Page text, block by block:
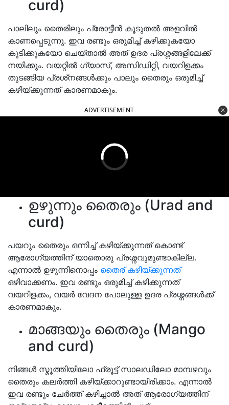
curd)
പാലിലും തൈരിലും പ്രോട്ടീൻ കൂടുതൽ അളവിൽ
കാണപ്പെടുന്നു. ഇവ രണ്ടും ഒരുമിച്ച് കഴിക്കുകയോ
കുടിക്കുകയോ ചെയ്താൽ അത് ഉദര പ്രശ്നങ്ങളിലേക്ക്
നയിക്കും. വയറ്റിൽ ഗ്യാസ്, അസിഡിറ്റി, വയറിളക്കം
തുടങ്ങിയ പ്രശ്‌നങ്ങൾക്കും പാലും തൈരും ഒരുമിച്ച്
കഴിയ്ക്കുന്നത് കാരണമാകും.
ADVERTISEMENT
ഉഴുന്നും തൈരും (Urad and
curd)
പയറും തൈരും ഒന്നിച്ച് കഴിയ്ക്കുന്നത് കൊണ്ട്
ആരോഗ്യത്തിന് യാതൊരു പ്രശ്നവുമുണ്ടാകില്ല.
എന്നാൽ ഉഴുന്നിനൊപ്പം തൈര് കഴിയ്ക്കുന്നത്
ഒഴിവാക്കണം. ഇവ രണ്ടും ഒരുമിച്ച് കഴിക്കുന്നത്
വയറിളക്കം, വയർ വേദന പോലുള്ള ഉദര പ്രശ്നങ്ങൾക്ക്
കാരണമാകും.
മാങ്ങയും തൈരും (Mango
and curd)
നിങ്ങൾ സ്മൂത്തിയിലോ ഫ്രൂട്ട് സാലഡിലോ മാമ്പഴവും
തൈരും കലർത്തി കഴിയ്ക്കാറുണ്ടായിരിക്കാം. എന്നാൽ
ഇവ രണ്ടും ചേർത്ത് കഴിച്ചാൽ അത് ആരോഗ്യത്തിന്